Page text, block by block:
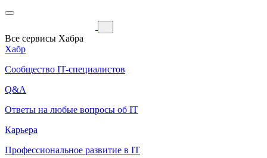
Все сервисы Хабра
Хабр
Сообщество IT-специалистов
Q&A
Ответы на любые вопросы об IT
Карьера
Профессиональное развитие в IT